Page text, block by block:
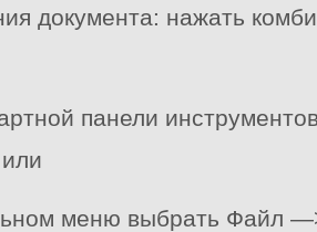
документа: нажать
панели
меню выбрать Файл